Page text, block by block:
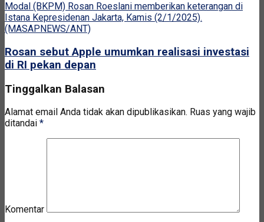
Rosan sebut Apple umumkan realisasi investasi
di RI pekan depan
Tinggalkan Balasan
Alamat email Anda tidak akan dipublikasikan. Ruas yang wajib
ditandai *
Komentar